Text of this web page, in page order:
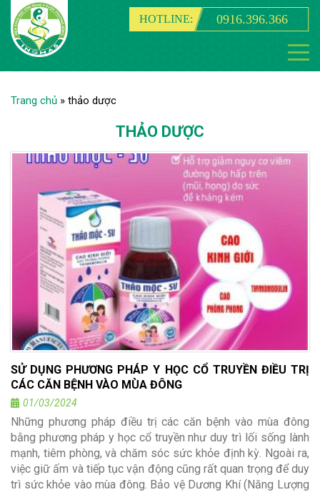
HOTLINE: 0916.396.366
Trang chủ » thảo dược
THẢO DƯỢC
SỬ DỤNG PHƯƠNG PHÁP Y HỌC CỔ TRUYỀN ĐIỀU TRỊ
CÁC CĂN BỆNH VÀO MÙA ĐÔNG
01/03/2024
Những phương pháp điều trị các căn bệnh vào mùa đông
bằng phương pháp y học cổ truyền như duy trì lối sống lành
mạnh, tiêm phòng, và chăm sóc sức khỏe định kỳ. Ngoài ra,
việc giữ ấm và tiếp tục vận động cũng rất quan trọng để duy
trì sức khỏe vào mùa đông. Bảo vệ Dương Khí (Năng Lượng